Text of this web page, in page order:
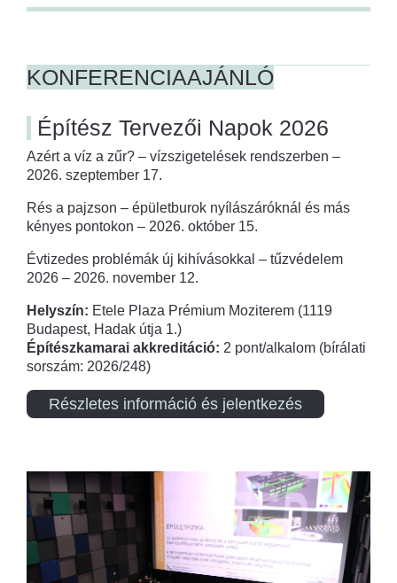
KONFERENCIAAJÁNLÓ
Építész Tervezői Napok 2026
Azért a víz a zűr? – vízszigetelések rendszerben –
2026. szeptember 17.
Rés a pajzson – épületburok nyílászáróknál és más
kényes pontokon – 2026. október 15.
Évtizedes problémák új kihívásokkal – tűzvédelem
2026 – 2026. november 12.
Helyszín: Etele Plaza Prémium Moziterem (1119
Budapest, Hadak útja 1.)
Építészkamarai akkreditáció: 2 pont/alkalom (bírálati
sorszám: 2026/248)
Részletes információ és jelentkezés